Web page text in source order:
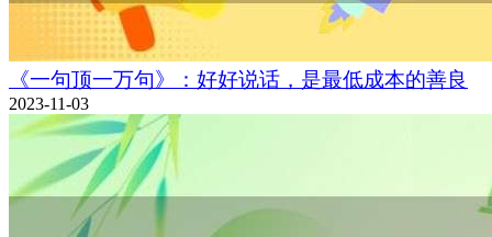
《一句顶一万句》：好好说话，是最低成本的善良
2023-11-03